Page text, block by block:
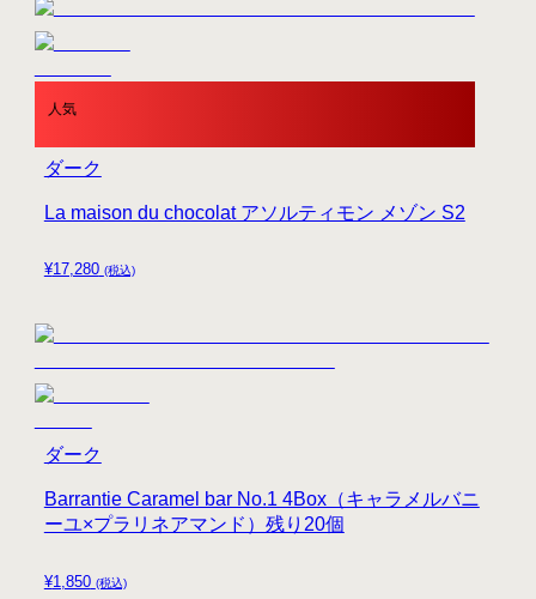
人気
¥17,280 (税込)
La maison du chocolat アソルティモン メゾン S2
ダーク
¥1,850 (税込)
Barrantie Caramel bar No.1 4Box（キャラメルバニ
ーユ×プラリネアマンド）残り20個
ダーク